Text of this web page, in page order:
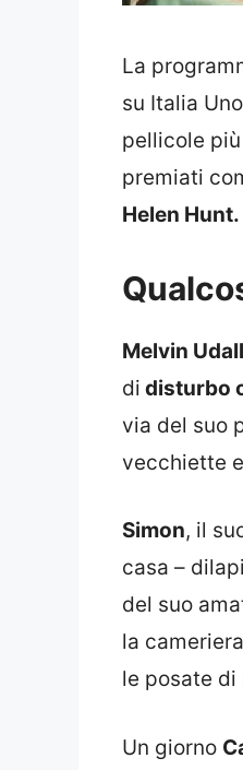
La
su Italia
pellicole
premiati
Helen Hunt.
Melvin Udall
di disturbo
via del suo
vecchiette
Simon, il
casa –
del suo
la
le posate
Un giorno